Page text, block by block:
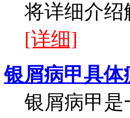
将详细介绍
[详细]
银屑病甲具体
银屑病甲